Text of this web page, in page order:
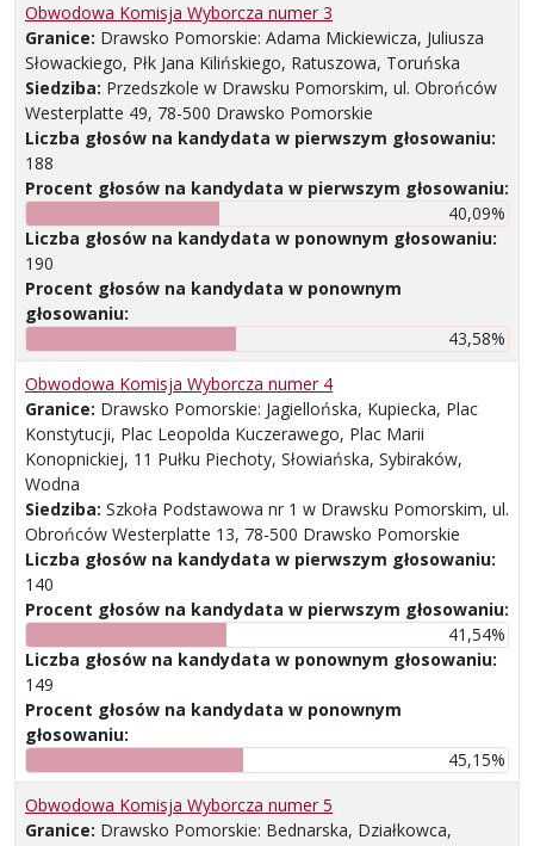
Obwodowa Komisja Wyborcza numer 3
Granice: Drawsko Pomorskie: Adama Mickiewicza, Juliusza
Słowackiego, Płk Jana Kilińskiego, Ratuszowa, Toruńska
Siedziba: Przedszkole w Drawsku Pomorskim, ul. Obrońców
Westerplatte 49, 78-500 Drawsko Pomorskie
Liczba głosów na kandydata w pierwszym głosowaniu:
188
Procent głosów na kandydata w pierwszym głosowaniu:
40,09%
Liczba głosów na kandydata w ponownym głosowaniu:
190
Procent głosów na kandydata w ponownym
głosowaniu:
43,58%
Obwodowa Komisja Wyborcza numer 4
Granice: Drawsko Pomorskie: Jagiellońska, Kupiecka, Plac
Konstytucji, Plac Leopolda Kuczerawego, Plac Marii
Konopnickiej, 11 Pułku Piechoty, Słowiańska, Sybiraków,
Wodna
Siedziba: Szkoła Podstawowa nr 1 w Drawsku Pomorskim, ul.
Obrońców Westerplatte 13, 78-500 Drawsko Pomorskie
Liczba głosów na kandydata w pierwszym głosowaniu:
140
Procent głosów na kandydata w pierwszym głosowaniu:
41,54%
Liczba głosów na kandydata w ponownym głosowaniu:
149
Procent głosów na kandydata w ponownym
głosowaniu:
45,15%
Obwodowa Komisja Wyborcza numer 5
Granice: Drawsko Pomorskie: Bednarska, Działkowca,